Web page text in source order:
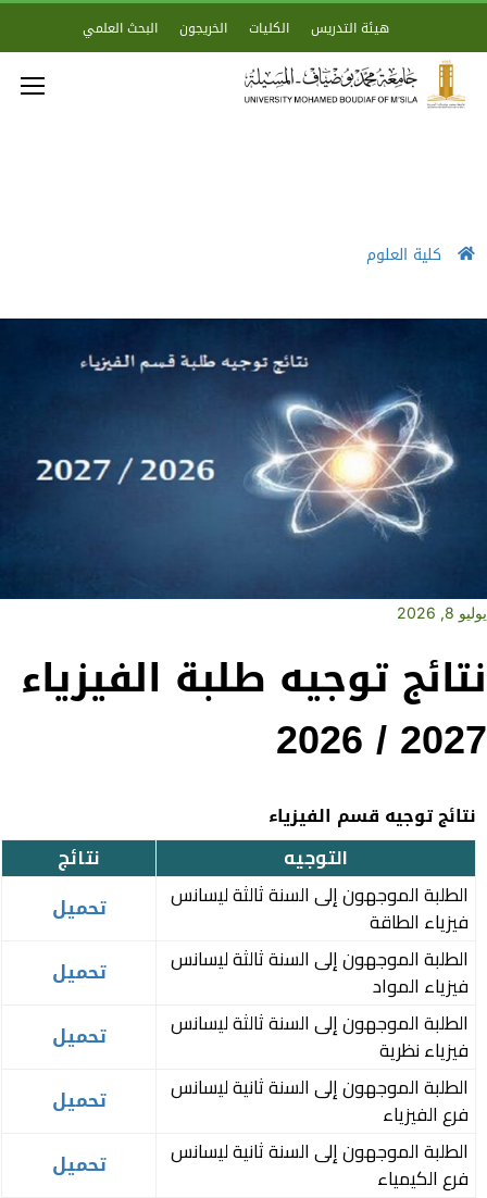
هيئة التدريس الكليات الخريجون البحث العلمي
كلية العلوم
يوليو 8, 2026
نتائج توجيه طلبة الفيزياء
2027 / 2026
نتائج توجيه قسم الفيزياء
التوجيه
نتائج
الطلبة الموجهون إلى السنة ثالثة ليسانس
فيزياء الطاقة
تحميل
الطلبة الموجهون إلى السنة ثالثة ليسانس
فيزياء المواد
تحميل
الطلبة الموجهون إلى السنة ثالثة ليسانس
فيزياء نظرية
تحميل
الطلبة الموجهون إلى السنة ثانية ليسانس
فرع الفيزياء
تحميل
الطلبة الموجهون إلى السنة ثانية ليسانس
فرع الكيمياء تحميل